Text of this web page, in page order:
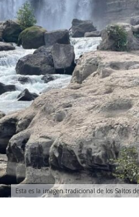
Esta es la imagen tradicional de los Saltos